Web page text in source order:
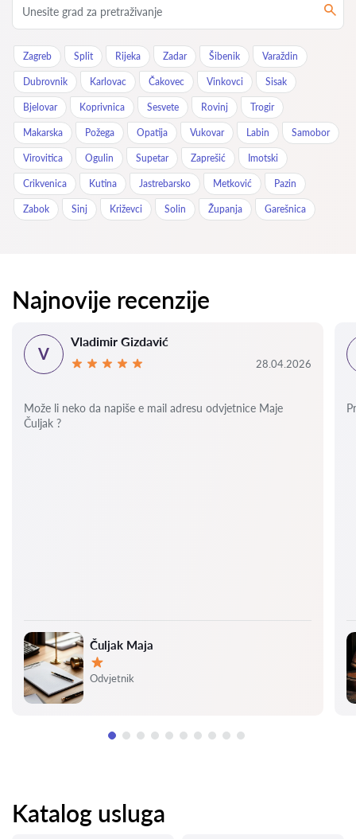
Zagreb Split Rijeka Zadar Šibenik Varaždin
Dubrovnik Karlovac Čakovec Vinkovci Sisak
Bjelovar Koprivnica Sesvete Rovinj Trogir
Makarska Požega Opatija Vukovar Labin Samobor
Virovitica Ogulin Supetar Zaprešić Imotski
Crikvenica Kutina Jastrebarsko Metković Pazin
Zabok Sinj Križevci Solin Županja Garešnica
Najnovije recenzije
Čuljak Maja
Ocjena:
Odvjetnik
V
Vladimir Gizdavić
28.04.2026
Može li neko da napiše e mail adresu odvjetnice Maje
Čuljak ?
Katalog usluga